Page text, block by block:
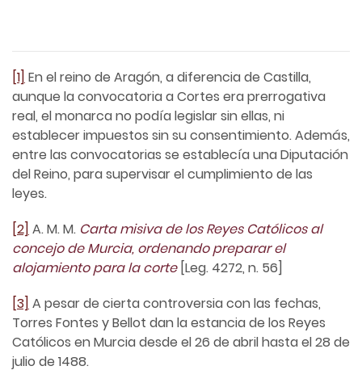
[1] En el reino de Aragón, a diferencia de Castilla,
aunque la convocatoria a Cortes era prerrogativa
real, el monarca no podía legislar sin ellas, ni
establecer impuestos sin su consentimiento. Además,
entre las convocatorias se establecía una Diputación
del Reino, para supervisar el cumplimiento de las
leyes.
[2] A. M. M. Carta misiva de los Reyes Católicos al
concejo de Murcia, ordenando preparar el
alojamiento para la corte [Leg. 4272, n. 56]
[3] A pesar de cierta controversia con las fechas,
Torres Fontes y Bellot dan la estancia de los Reyes
Católicos en Murcia desde el 26 de abril hasta el 28 de
julio de 1488.